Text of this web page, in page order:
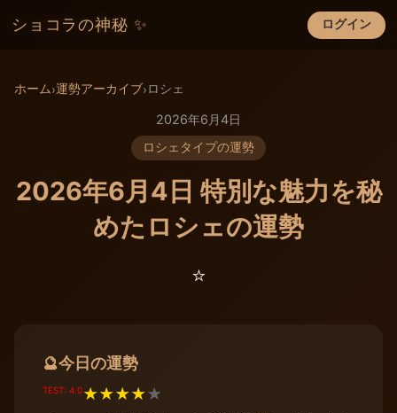
ショコラの神秘 ✨ ログイン
×
ホーム›運勢アーカイブ›ロシェ
2026年6月4日
ロシェタイプの運勢
2026年6月4日 特別な魅力を秘
めたロシェの運勢
⭐️
🔮今日の運勢
TEST: 4.0★★★★★